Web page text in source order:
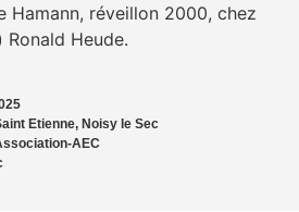
Hamann, réveillon 2000, chez
Ronald Heude.
Etienne, Noisy le Sec
AEC